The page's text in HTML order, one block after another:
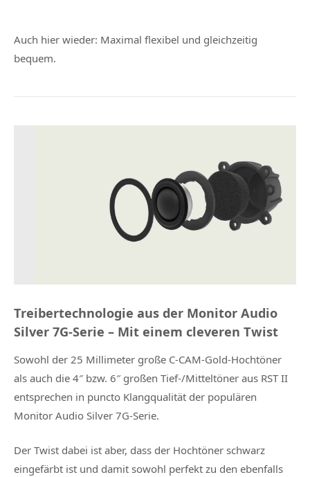
Auch hier wieder: Maximal flexibel und gleichzeitig
bequem.
Treibertechnologie aus der Monitor Audio
Silver 7G-Serie – Mit einem cleveren Twist
Sowohl der 25 Millimeter große C-CAM-Gold-Hochtöner
als auch die 4″ bzw. 6″ großen Tief-/Mitteltöner aus RST II
entsprechen in puncto Klangqualität der populären
Monitor Audio Silver 7G-Serie.
Der Twist dabei ist aber, dass der Hochtöner schwarz
eingefärbt ist und damit sowohl perfekt zu den ebenfalls